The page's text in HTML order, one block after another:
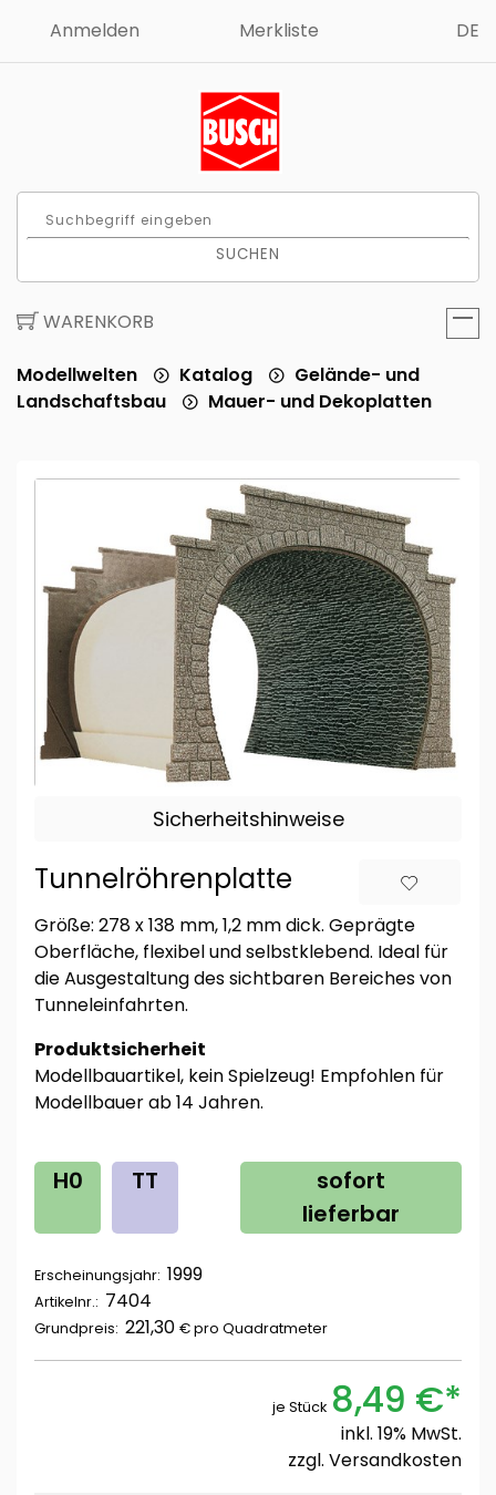
Anmelden Merkliste DE
SUCHEN
WARENKORB
Modellwelten Katalog
Gelände- und
Landschaftsbau
Mauer- und Dekoplatten
Sicherheitshinweise
Tunnelröhrenplatte
Größe: 278 x 138 mm, 1,2 mm dick. Geprägte
Oberfläche, flexibel und selbstklebend. Ideal für
die Ausgestaltung des sichtbaren Bereiches von
Tunneleinfahrten.
Produktsicherheit
Modellbauartikel, kein Spielzeug! Empfohlen für
Modellbauer ab 14 Jahren.
H0 TT
sofort
lieferbar
Erscheinungsjahr: 1999
Artikelnr.: 7404
Grundpreis: 221,30 € pro Quadratmeter
je Stück 8,49 €*
inkl. 19% MwSt.
zzgl. Versandkosten